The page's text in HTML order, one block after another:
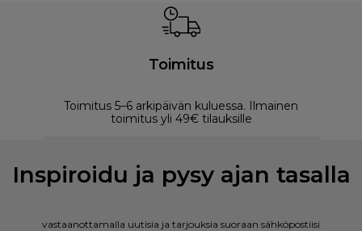
Toimitus
Toimitus 5–6 arkipäivän kuluessa. Ilmainen
toimitus yli 49€ tilauksille
Inspiroidu ja pysy ajan tasalla
vastaanottamalla uutisia ja tarjouksia suoraan sähköpostiisi